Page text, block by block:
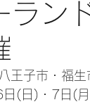
ラン
王子市・福
(日)・7日(月